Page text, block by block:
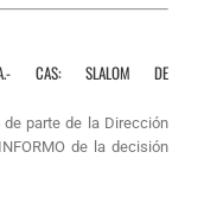
CAS: SLALOM DE
parte de la Dirección
de la decisión